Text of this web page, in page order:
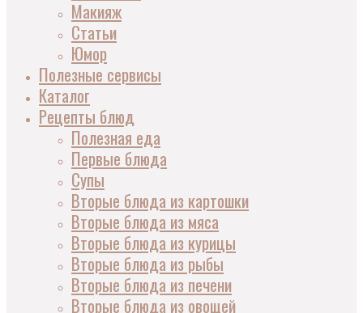
Макияж
Статьи
Юмор
Полезные сервисы
Каталог
Рецепты блюд
Полезная еда
Первые блюда
Супы
Вторые блюда из картошки
Вторые блюда из мяса
Вторые блюда из курицы
Вторые блюда из рыбы
Вторые блюда из печени
Вторые блюда из овощей